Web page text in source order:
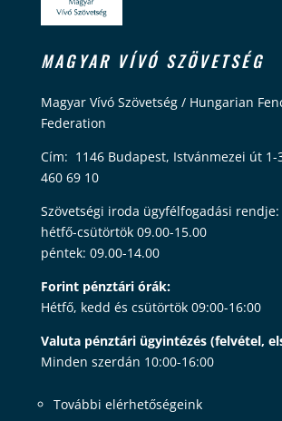
MAGYAR VÍVÓ SZÖVETSÉG
Magyar Vívó Szövetség / Hungarian
Federation
Cím: 1146 Budapest, Istvánmezei út 1-
460 69 10
Szövetségi iroda ügyfélfogadási rendje:
hétfő-csütörtök 09.00-15.00
péntek: 09.00-14.00
Forint pénztári órák:
Hétfő, kedd és csütörtök 09:00-16:00
Valuta pénztári ügyintézés (felvétel,
Minden szerdán 10:00-16:00
További elérhetőségeink